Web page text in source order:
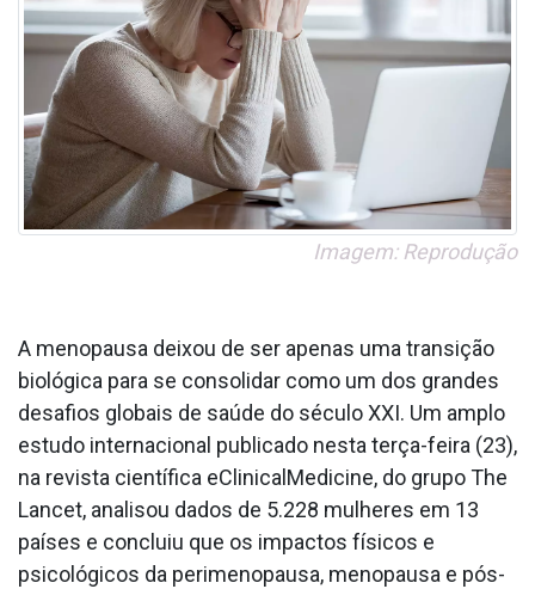
Imagem: Reprodução
A menopausa deixou de ser apenas uma transição
biológica para se consolidar como um dos grandes
desafios globais de saúde do século XXI. Um amplo
estudo internacional publicado nesta terça-feira (23),
na revista científica eClinicalMedicine, do grupo The
Lancet, analisou dados de 5.228 mulheres em 13
países e concluiu que os impactos físicos e
psicológicos da perimenopausa, menopausa e pós-